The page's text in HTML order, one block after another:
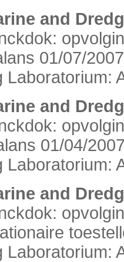
and
01/07/
Laboratorium:
and
01/04/
Laboratorium:
and
Laboratorium: